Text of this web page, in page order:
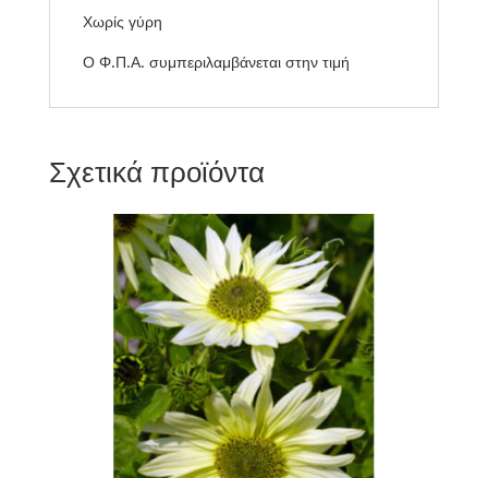
Χωρίς γύρη
Ο Φ.Π.Α. συμπεριλαμβάνεται στην τιμή
Σχετικά προϊόντα